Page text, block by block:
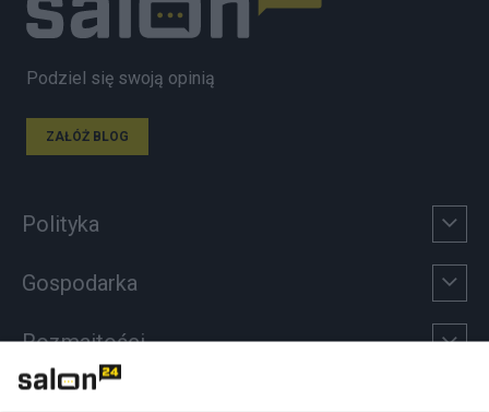
Podziel się swoją opinią
ZAŁÓŻ BLOG
Polityka
Gospodarka
Rozmaitości